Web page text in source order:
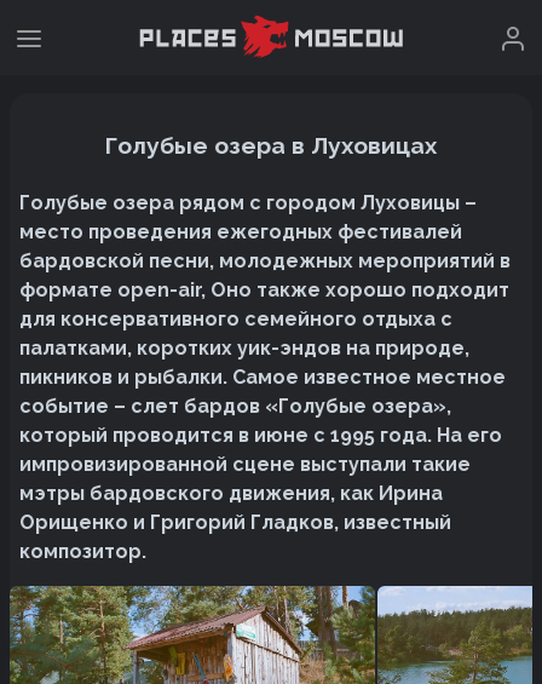
Голубые озера в Луховицах
Голубые озера рядом с городом Луховицы –
место проведения ежегодных фестивалей
бардовской песни, молодежных мероприятий в
формате open-air, Оно также хорошо подходит
для консервативного семейного отдыха с
палатками, коротких уик-эндов на природе,
пикников и рыбалки. Самое известное местное
событие – слет бардов «Голубые озера»,
который проводится в июне с 1995 года. На его
импровизированной сцене выступали такие
мэтры бардовского движения, как Ирина
Орищенко и Григорий Гладков, известный
композитор.